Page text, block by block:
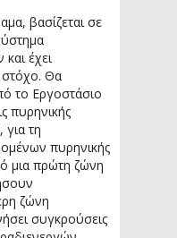
βασίζεται σε
έχει
στόχο. Θα
το Εργοστάσιο
πυρηνικής
για τη
πυρηνικής
μια πρώτη ζώνη
ζώνη
συγκρούσεις